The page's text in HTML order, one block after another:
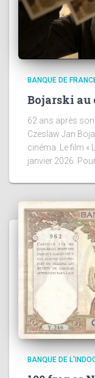
BANQUE DE
Bojarski au
62 ans après
Czeslaw Jan
cinéma. Le film «
janvier 2026.
BANQUE DE